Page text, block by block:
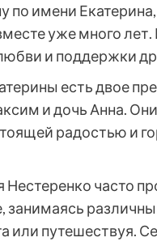
по имени Екатерина,
уже много лет.
и поддержки
есть двое
и дочь Анна. Они
радостью и
часто
занимаясь
или путешествуя.